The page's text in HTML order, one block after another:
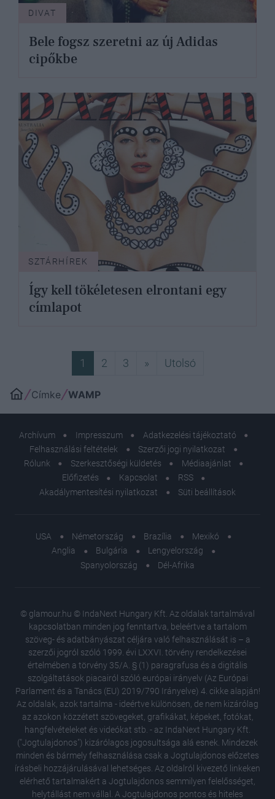
DIVAT
Bele fogsz szeretni az új Adidas
cipőkbe
SZTÁRHÍREK
Így kell tökéletesen elrontani egy
címlapot
1 2 3 »Következő
UtolsóUtolsó
Címke WAMP
Archívum Impresszum
Adatkezelési tájékoztató
Felhasználási feltételek
Szerzői jogi nyilatkozat
Rólunk
Szerkesztőségi küldetés
Médiaajánlat
Előfizetés
Kapcsolat
RSS
Akadálymentesítési nyilatkozat
Süti beállítások
USA Németország Brazília
Mexikó
Anglia
Bulgária
Lengyelország
Spanyolország
Dél-Afrika
© glamour.hu © IndaNext Hungary Kft. Az oldalak tartalmával
kapcsolatban minden jog fenntartva, beleértve a tartalom
szöveg- és adatbányászat céljára való felhasználását is – a
szerzői jogról szóló 1999. évi LXXVI. törvény rendelkezései
értelmében a törvény 35/A. § (1) paragrafusa és a digitális
szolgáltatások piacairól szóló európai irányelv (Az Európai
Parlament és a Tanács (EU) 2019/790 Irányelve) 4. cikke alapján!
Az oldalak, azok tartalma - ideértve különösen, de nem kizárólag
az azokon közzétett szövegeket, grafikákat, képeket, fotókat,
hangfelvételeket és videókat stb. - az IndaNext Hungary Kft.
("Jogtulajdonos") kizárólagos jogosultsága alá esnek. Mindezek
minden és bármely felhasználása csak a Jogtulajdonos előzetes
írásbeli hozzájárulásával lehetséges. Az oldalról kivezető linkeken
elérhető tartalmakért a Jogtulajdonos semmilyen felelősséget,
helytállást nem vállal. A Jogtulajdonos pontos és hiteles